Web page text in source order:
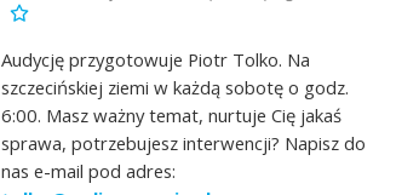
Audycję przygotowuje Piotr Tolko. Na
szczecińskiej ziemi w każdą sobotę o godz.
6:00. Masz ważny temat, nurtuje Cię jakaś
sprawa, potrzebujesz interwencji? Napisz do
nas e-mail pod adres: